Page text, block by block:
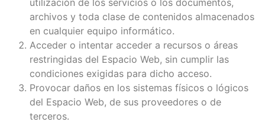
utilización de los servicios o los documentos,
archivos y toda clase de contenidos almacenados
en cualquier equipo informático.
Acceder o intentar acceder a recursos o áreas
restringidas del Espacio Web, sin cumplir las
condiciones exigidas para dicho acceso.
Provocar daños en los sistemas físicos o lógicos
del Espacio Web, de sus proveedores o de
terceros.